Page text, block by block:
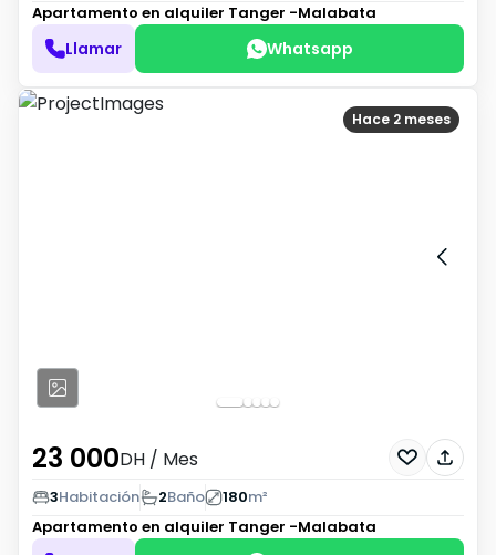
Apartamento en alquiler Tanger -Malabata
Llamar Whatsapp
Hace 2 meses
23 000DH / Mes
3Habitación 2Baño 180m²
Apartamento en alquiler Tanger -Malabata